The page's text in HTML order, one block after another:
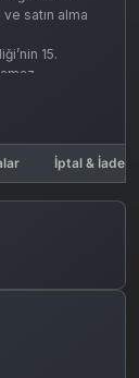
ve satın alma
15.
İptal & İade